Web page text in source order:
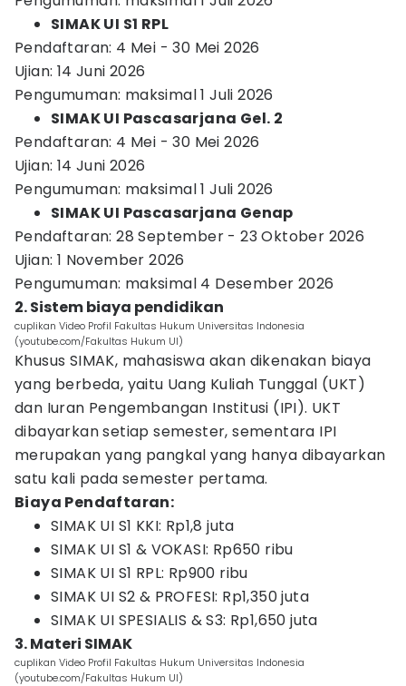
SIMAK UI S1 RPL
Pendaftaran: 4 Mei - 30 Mei 2026
Ujian: 14 Juni 2026
Pengumuman: maksimal 1 Juli 2026
SIMAK UI Pascasarjana Gel. 2
Pendaftaran: 4 Mei - 30 Mei 2026
Ujian: 14 Juni 2026
Pengumuman: maksimal 1 Juli 2026
SIMAK UI Pascasarjana Genap
Pendaftaran: 28 September - 23 Oktober 2026
Ujian: 1 November 2026
Pengumuman: maksimal 4 Desember 2026
2. Sistem biaya pendidikan
cuplikan Video Profil Fakultas Hukum Universitas Indonesia
(youtube.com/Fakultas Hukum UI)
Khusus SIMAK, mahasiswa akan dikenakan biaya
yang berbeda, yaitu Uang Kuliah Tunggal (UKT)
dan Iuran Pengembangan Institusi (IPI). UKT
dibayarkan setiap semester, sementara IPI
merupakan yang pangkal yang hanya dibayarkan
satu kali pada semester pertama.
Biaya Pendaftaran:
SIMAK UI S1 KKI: Rp1,8 juta
SIMAK UI S1 & VOKASI: Rp650 ribu
SIMAK UI S1 RPL: Rp900 ribu
SIMAK UI S2 & PROFESI: Rp1,350 juta
SIMAK UI SPESIALIS & S3: Rp1,650 juta
3. Materi SIMAK
cuplikan Video Profil Fakultas Hukum Universitas Indonesia
(youtube.com/Fakultas Hukum UI)